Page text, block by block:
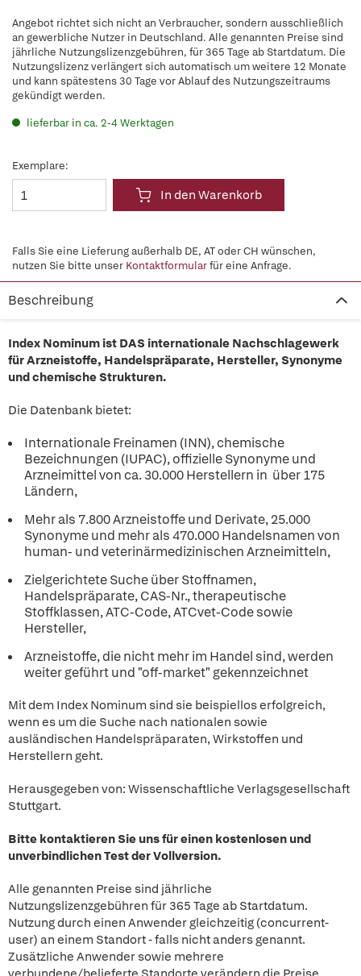
Angebot richtet sich nicht an Verbraucher, sondern ausschließlich
an gewerbliche Nutzer in Deutschland. Alle genannten Preise sind
jährliche Nutzungslizenzgebühren, für 365 Tage ab Startdatum. Die
Nutzungslizenz verlängert sich automatisch um weitere 12 Monate
und kann spätestens 30 Tage vor Ablauf des Nutzungszeitraums
gekündigt werden.
lieferbar in ca. 2-4 Werktagen
Exemplare:
In den Warenkorb
Falls Sie eine Lieferung außerhalb DE, AT oder CH wünschen,
nutzen Sie bitte unser Kontaktformularfür eine Anfrage.
Beschreibung
Index Nominum ist DAS internationale Nachschlagewerk
für Arzneistoffe, Handelspräparate, Hersteller, Synonyme
und chemische Strukturen.
Die Datenbank bietet:
Internationale Freinamen (INN), chemische
Bezeichnungen (IUPAC), offizielle Synonyme und
Arzneimittel von ca. 30.000 Herstellern in über 175
Ländern,
Mehr als 7.800 Arzneistoffe und Derivate, 25.000
Synonyme und mehr als 470.000 Handelsnamen von
human- und veterinärmedizinischen Arzneimitteln,
Zielgerichtete Suche über Stoffnamen,
Handelspräparate, CAS-Nr., therapeutische
Stoffklassen, ATC-Code, ATCvet-Code sowie
Hersteller,
Arzneistoffe, die nicht mehr im Handel sind, werden
weiter geführt und "off-market" gekennzeichnet
Mit dem Index Nominum sind sie beispiellos erfolgreich,
wenn es um die Suche nach nationalen sowie
ausländischen Handelspräparaten, Wirkstoffen und
Herstellern geht.
Herausgegeben von: Wissenschaftliche Verlagsgesellschaft
Stuttgart.
Bitte kontaktieren Sie uns für einen kostenlosen und
unverbindlichen Test der Vollversion.
Alle genannten Preise sind jährliche
Nutzungslizenzgebühren für 365 Tage ab Startdatum.
Nutzung durch einen Anwender gleichzeitig (concurrent-
user) an einem Standort - falls nicht anders genannt.
Zusätzliche Anwender sowie mehrere